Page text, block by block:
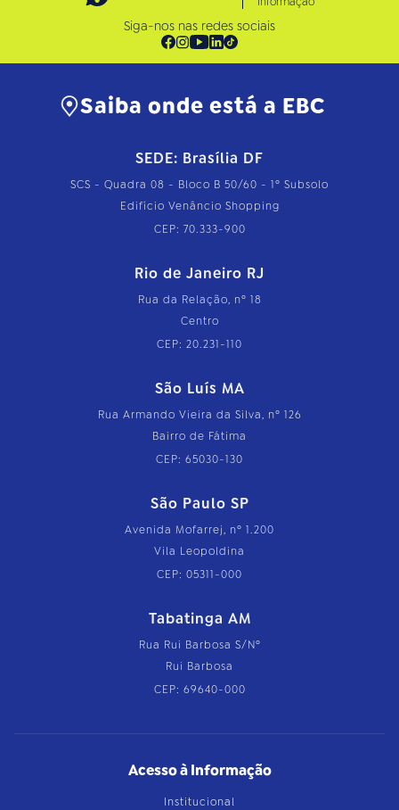
Siga-nos nas redes sociais
Saiba onde está a EBC
SEDE: Brasília DF
SCS - Quadra 08 - Bloco B 50/60 - 1º Subsolo
Edifício Venâncio Shopping
CEP: 70.333-900
Rio de Janeiro RJ
Rua da Relação, nº 18
Centro
CEP: 20.231-110
São Luís MA
Rua Armando Vieira da Silva, nº 126
Bairro de Fátima
CEP: 65030-130
São Paulo SP
Avenida Mofarrej, nº 1.200
Vila Leopoldina
CEP: 05311-000
Tabatinga AM
Rua Rui Barbosa S/Nº
Rui Barbosa
CEP: 69640-000
Acesso à Informação
Institucional